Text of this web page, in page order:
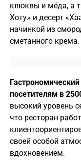
клюквы и мёда, а
Хоту» и десерт
начинкой из
сметанного крема.
посетителям в
высокий уровень
что ресторан
своей особой
вдохновением.